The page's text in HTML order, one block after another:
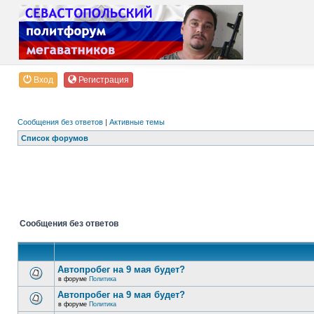
Вход Регистрация
Сообщения без ответов | Активные темы
Список форумов
Сообщения без ответов
Автопробег на 9 мая будет?
в форуме Политика
Автопробег на 9 мая будет?
в форуме Политика